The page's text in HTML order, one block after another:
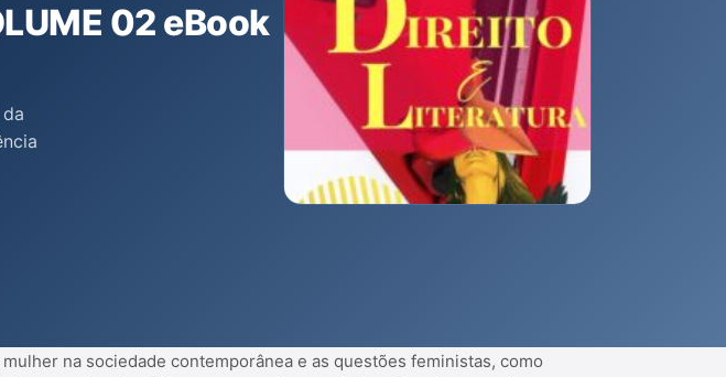
02 eBook
na sociedade contemporânea e as questões feministas, como